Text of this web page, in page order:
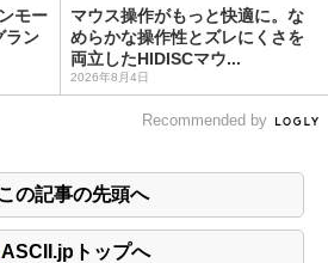
モー
ラン
マウス操作がもっと快適に。な
めらかな操作性とズレにくさを
両立したHIDISCマウ...
2026年8月4日
Recommended by
の記事の先頭へ
ASCII.jpトップへ